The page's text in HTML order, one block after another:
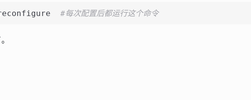
#每次配置后都运行这个命令